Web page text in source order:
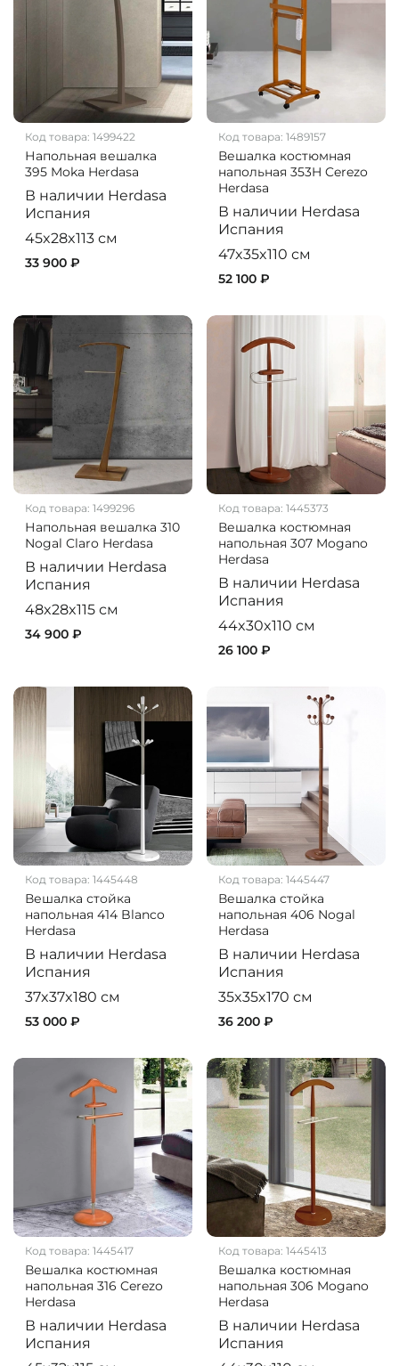
Код товара: 1499422
Напольная вешалка
395 Moka Herdasa
В наличии Herdasa
Испания
45x28x113 см
33 900 ₽
Код товара: 1489157
Вешалка костюмная
напольная 353H Cerezo
Herdasa
В наличии Herdasa
Испания
47x35x110 см
52 100 ₽
Код товара: 1499296
Напольная вешалка 310
Nogal Claro Herdasa
В наличии Herdasa
Испания
48x28x115 см
34 900 ₽
Код товара: 1445373
Вешалка костюмная
напольная 307 Mogano
Herdasa
В наличии Herdasa
Испания
44x30x110 см
26 100 ₽
Код товара: 1445448
Вешалка стойка
напольная 414 Blanco
Herdasa
В наличии Herdasa
Испания
37x37x180 см
53 000 ₽
Код товара: 1445447
Вешалка стойка
напольная 406 Nogal
Herdasa
В наличии Herdasa
Испания
35x35x170 см
36 200 ₽
Код товара: 1445417
Вешалка костюмная
напольная 316 Cerezo
Herdasa
В наличии Herdasa
Испания
Код товара: 1445413
Вешалка костюмная
напольная 306 Mogano
Herdasa
В наличии Herdasa
Испания